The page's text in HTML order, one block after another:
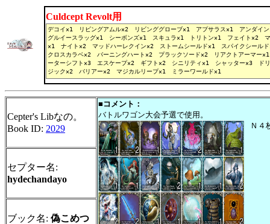
Culdcept Revolt用
Cepter's Libなの。
Book ID: 2029
■コメント：
バトルワゴン大会予選で使用。
Ｎ４
セプター名:
hydechandayo
ブック名: 偽こめつ